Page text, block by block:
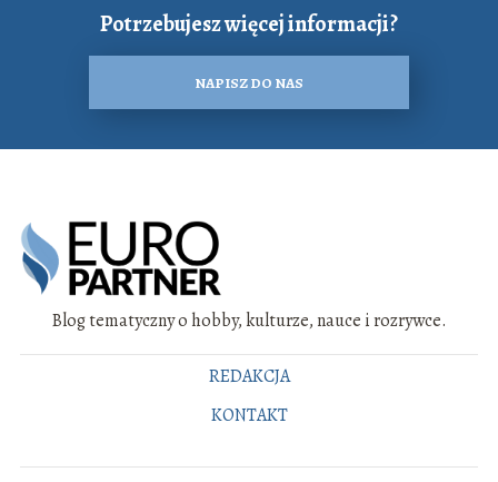
Potrzebujesz więcej informacji?
NAPISZ DO NAS
Blog tematyczny o hobby, kulturze, nauce i rozrywce.
REDAKCJA
KONTAKT